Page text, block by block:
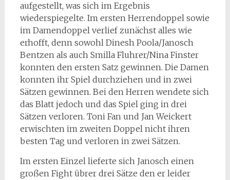
aufgestellt, was sich im Ergebnis
wiederspiegelte. Im ersten Herrendoppel sowie
im Damendoppel verlief zunächst alles wie
erhofft, denn sowohl Dinesh Poola/Janosch
Bentzen als auch Smilla Fluhrer/Nina Finster
konnten den ersten Satz gewinnen. Die Damen
konnten ihr Spiel durchziehen und in zwei
Sätzen gewinnen. Bei den Herren wendete sich
das Blatt jedoch und das Spiel ging in drei
Sätzen verloren. Toni Fan und Jan Weickert
erwischten im zweiten Doppel nicht ihren
besten Tag und verloren in zwei Sätzen.
Im ersten Einzel lieferte sich Janosch einen
großen Fight übrer drei Sätze den er leider